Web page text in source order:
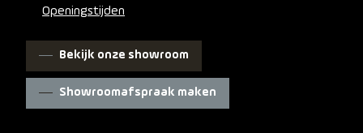
Openingstijden
Bekijk onze showroom
Showroomafspraak maken